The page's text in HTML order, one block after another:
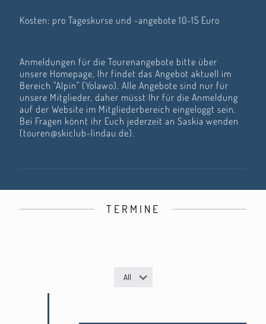
Kosten: pro Tageskurse und -angebote 10-15 Euro
Anmeldungen für die Tourenangebote bitte über
unsere Homepage, Ihr findet das Angebot aktuell im
Bereich "Alpin" (Yolawo). Alle Angebote sind nur für
unsere Mitglieder, daher müsst Ihr für die Anmeldung
auf der Website im Mitgliederbereich eingeloggt sein.
Bei Fragen könnt ihr Euch jederzeit an Saskia wenden
(touren@skiclub-lindau.de).
TERMINE